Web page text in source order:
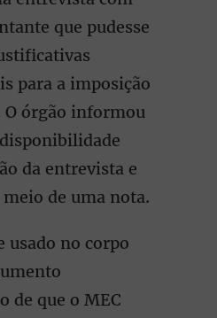
que pudesse
para a imposição
O órgão informou
da entrevista e
de uma nota.
usado no corpo
de que o MEC